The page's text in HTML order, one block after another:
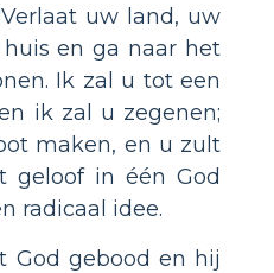
uw land, uw
en ga naar het
Ik zal u tot een
ik zal u zegenen;
maken, en u zult
geloof in één God
radicaal idee.
God gebood en hij